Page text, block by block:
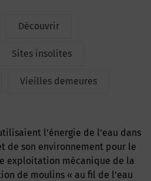
Découvrir
Sites insolites
Vieilles demeures
de son environnement pour le
exploitation mécanique de la
de moulins « au fil de l’eau